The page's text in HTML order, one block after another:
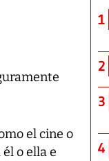
el cine o
o ella e
1
2
3
4